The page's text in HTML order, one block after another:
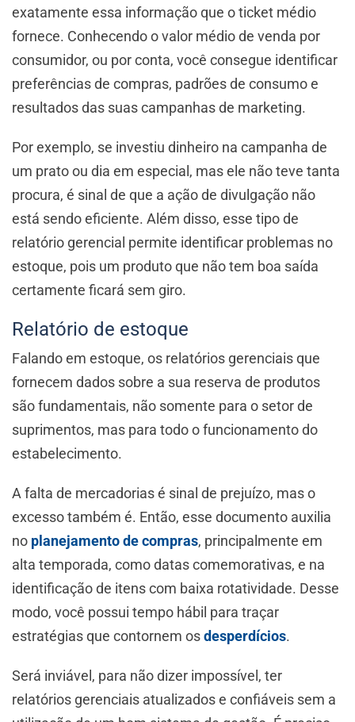
exatamente essa informação que o ticket médio
fornece. Conhecendo o valor médio de venda por
consumidor, ou por conta, você consegue identificar
preferências de compras, padrões de consumo e
resultados das suas campanhas de marketing.
Por exemplo, se investiu dinheiro na campanha de
um prato ou dia em especial, mas ele não teve tanta
procura, é sinal de que a ação de divulgação não
está sendo eficiente. Além disso, esse tipo de
relatório gerencial permite identificar problemas no
estoque, pois um produto que não tem boa saída
certamente ficará sem giro.
Relatório de estoque
Falando em estoque, os relatórios gerenciais que
fornecem dados sobre a sua reserva de produtos
são fundamentais, não somente para o setor de
suprimentos, mas para todo o funcionamento do
estabelecimento.
A falta de mercadorias é sinal de prejuízo, mas o
excesso também é. Então, esse documento auxilia
no planejamento de compras, principalmente em
alta temporada, como datas comemorativas, e na
identificação de itens com baixa rotatividade. Desse
modo, você possui tempo hábil para traçar
estratégias que contornem osdesperdícios.
Será inviável, para não dizer impossível, ter
relatórios gerenciais atualizados e confiáveis sem a